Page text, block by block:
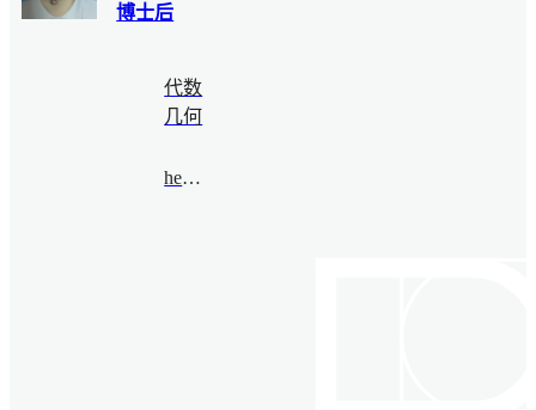
博士后
代数
几何
heyang@bimsa.cn